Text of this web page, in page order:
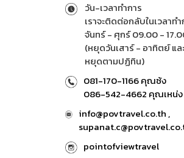
วัน-เวลาทำการ
เราจะติดต่อกลับในเวลาทำ
จันทร์ - ศุกร์ 09.00 -
(หยุดวันเสาร์ - อาทิตย์ แล
หยุดตามปฏิทิน)
081-170-1166 คุณซ้ง
086-542-4662 คุณเหน่ง
info@povtravel.co.th ,
pointofviewtravel